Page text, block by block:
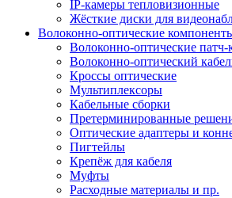
IP-камеры тепловизионные
Жёсткие диски для
Волоконно-оптические
Волоконно-оптические патч-
Волоконно-оптический
Кроссы оптические
Мультиплексоры
Кабельные сборки
Претерминированные
Оптические адаптеры и
Пигтейлы
Крепёж для кабеля
Муфты
Расходные материалы и пр.